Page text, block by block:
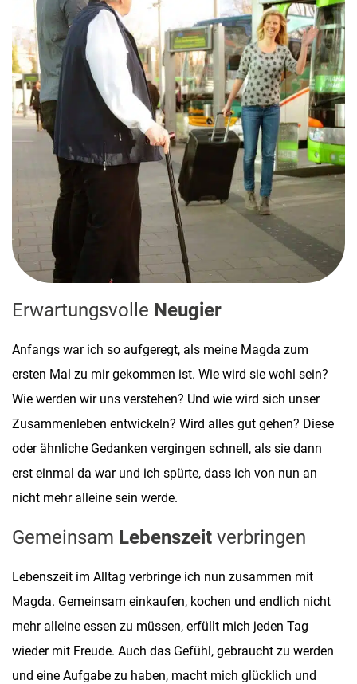
Erwartungsvolle Neugier
Anfangs war ich so aufgeregt, als meine Magda zum
ersten Mal zu mir gekommen ist. Wie wird sie wohl sein?
Wie werden wir uns verstehen? Und wie wird sich unser
Zusammenleben entwickeln? Wird alles gut gehen? Diese
oder ähnliche Gedanken vergingen schnell, als sie dann
erst einmal da war und ich spürte, dass ich von nun an
nicht mehr alleine sein werde.
Gemeinsam Lebenszeit verbringen
Lebenszeit im Alltag verbringe ich nun zusammen mit
Magda. Gemeinsam einkaufen, kochen und endlich nicht
mehr alleine essen zu müssen, erfüllt mich jeden Tag
wieder mit Freude. Auch das Gefühl, gebraucht zu werden
und eine Aufgabe zu haben, macht mich glücklich und